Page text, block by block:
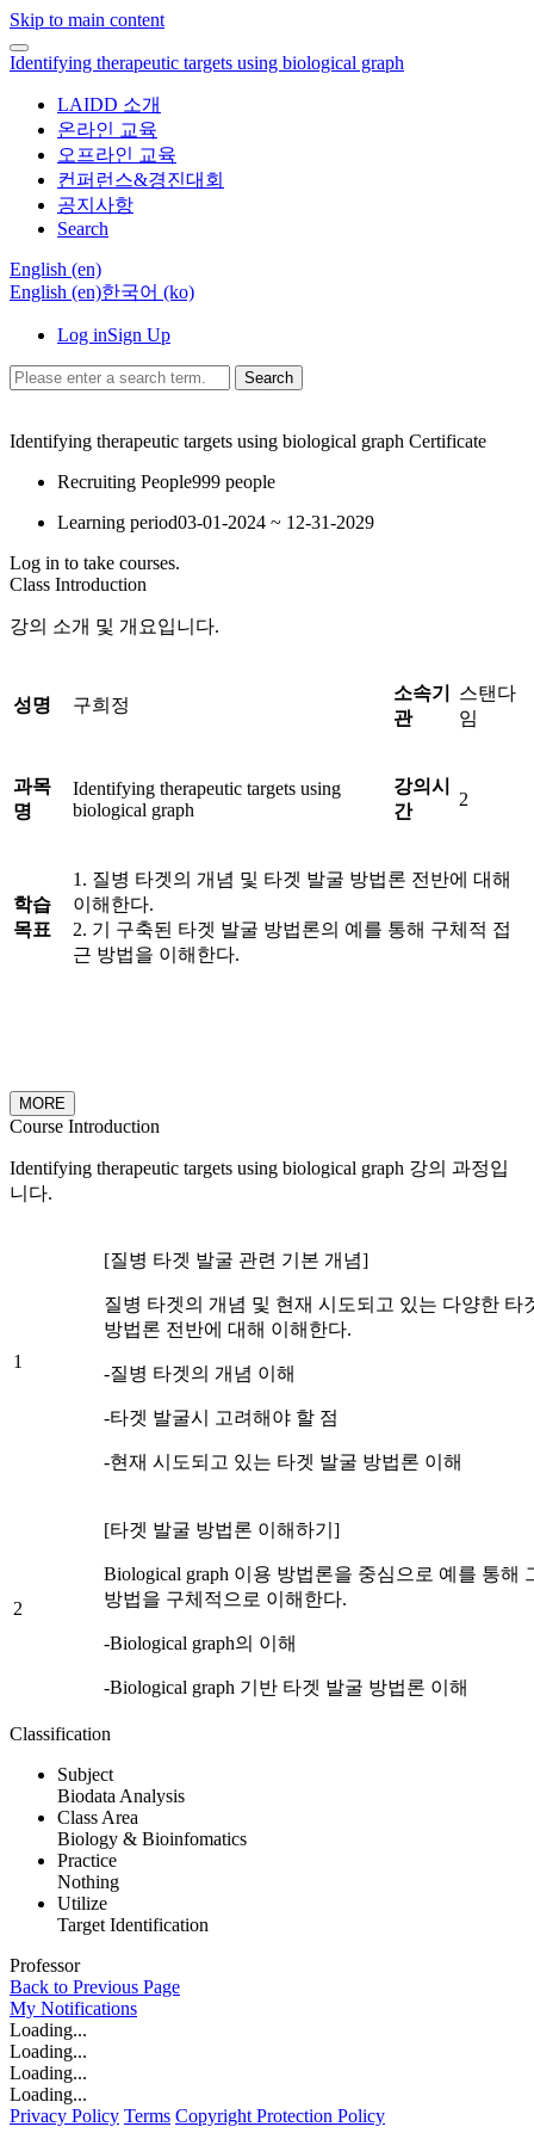
Skip to main content
Identifying therapeutic targets using biological graph
LAIDD 소개
온라인 교육
오프라인 교육
컨퍼런스&경진대회
공지사항
Search
English ‎(en)‎
English ‎(en)‎한국어 ‎(ko)‎
Log inSign Up
Search
Identifying therapeutic targets using biological graph Certificate
Recruiting People999 people
Learning period03-01-2024 ~ 12-31-2029
Log in to take courses.
Class Introduction
강의 소개 및 개요입니다.
성명 구희정
소속기
관
스탠다
임
과목
명
Identifying therapeutic targets using
biological graph
강의시
간
2
학습
목표
1. 질병 타겟의 개념 및 타겟 발굴 방법론 전반에 대해
이해한다.
2. 기 구축된 타겟 발굴 방법론의 예를 통해 구체적 접
근 방법을 이해한다.
MORE
Course Introduction
Identifying therapeutic targets using biological graph 강의 과정입
니다.
1
[질병 타겟 발굴 관련 기본 개념]
질병 타겟의 개념 및 현재 시도되고 있는 다양한 타
방법론 전반에 대해 이해한다.
-질병 타겟의 개념 이해
-타겟 발굴시 고려해야 할 점
-현재 시도되고 있는 타겟 발굴 방법론 이해
2
[타겟 발굴 방법론 이해하기]
Biological graph 이용 방법론을 중심으로 예를 통해
방법을 구체적으로 이해한다.
-Biological graph의 이해
-Biological graph 기반 타겟 발굴 방법론 이해
Classification
Subject
Biodata Analysis
Class Area
Biology & Bioinfomatics
Practice
Nothing
Utilize
Target Identification
Professor
Back to Previous Page
My Notifications
Loading...
Loading...
Loading...
Loading...
Privacy Policy Terms Copyright Protection Policy